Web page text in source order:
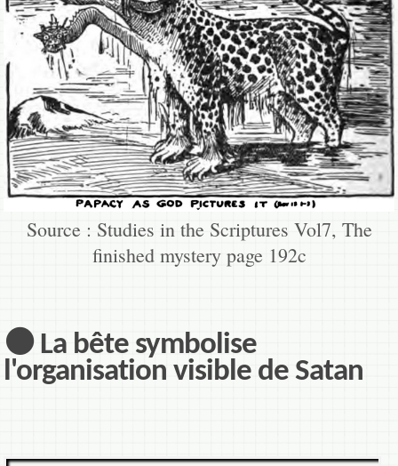
Source : Studies in the Scriptures Vol7, The
finished mystery page 192c
⚫ La bête symbolise
l'organisation visible de Satan